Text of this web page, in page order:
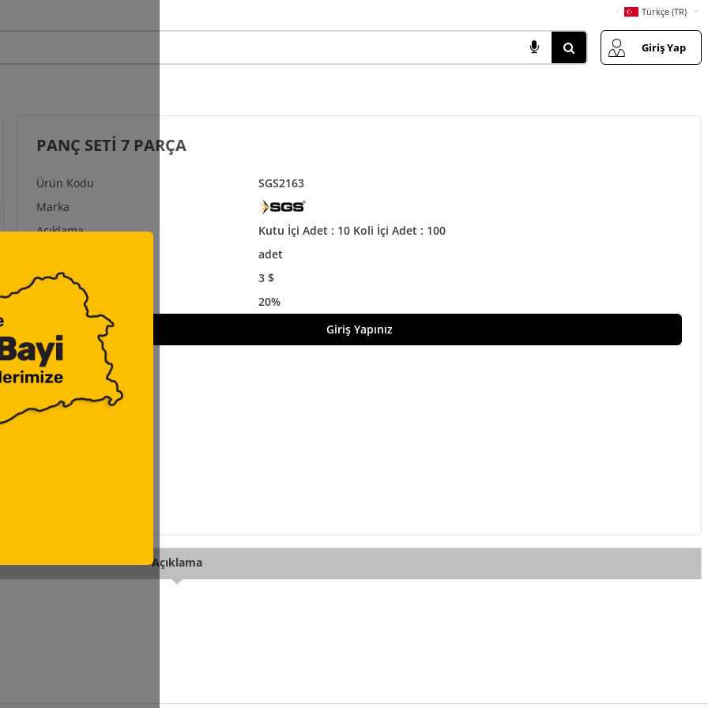
Türkçe (TR)
Giriş Yap
SGS2163
PANÇ SETİ 7 PARÇA
Kutu İçi Adet : 10 Koli İçi Adet : 100
adet
3 $
20%
Giriş Yapınız
Açıklama